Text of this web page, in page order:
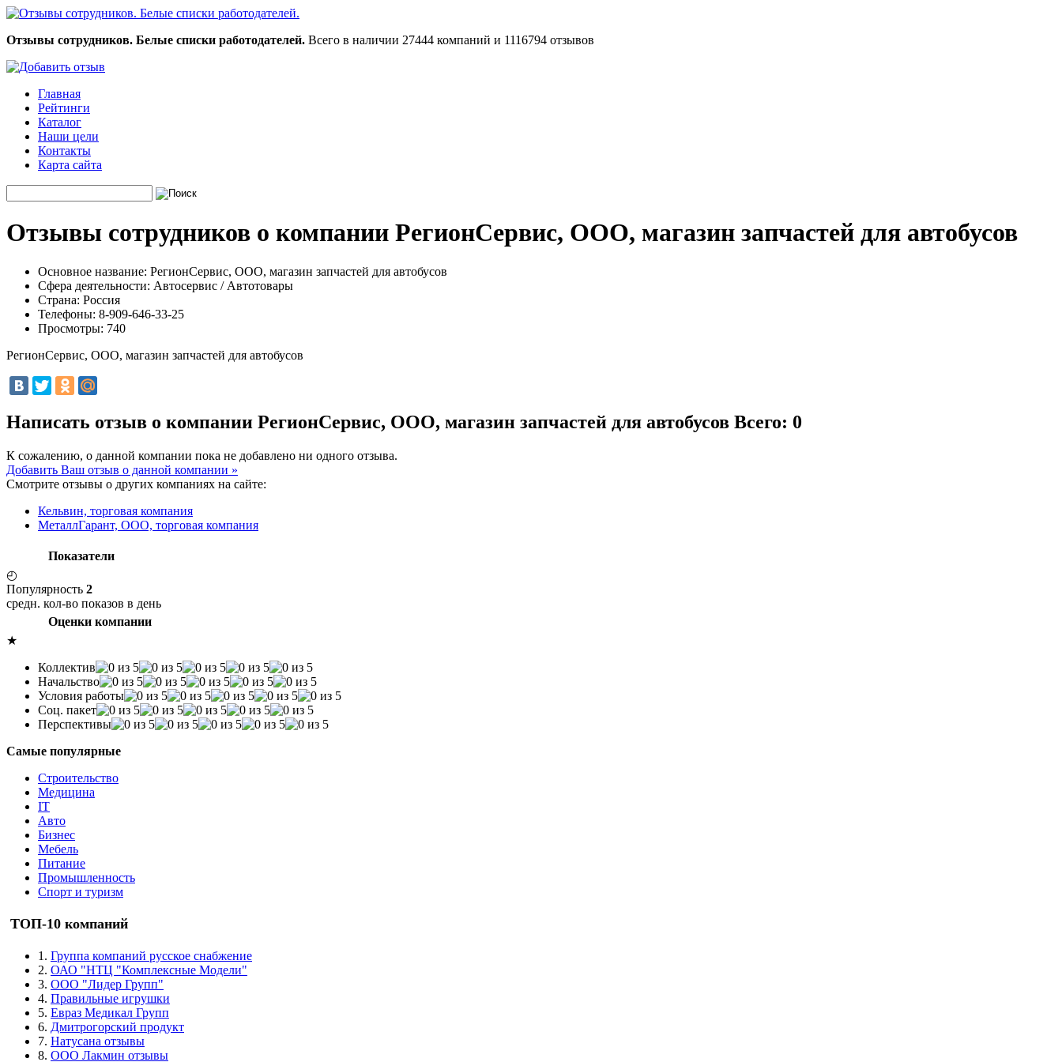
Отзывы сотрудников. Белые списки работодателей. Всего в наличии 27444 компаний и 1116794 отзывов
Главная
Рейтинги
Каталог
Наши цели
Контакты
Карта сайта
Отзывы сотрудников о компании РегионСервис, ООО, магазин запчастей для автобусов
Основное название: РегионСервис, ООО, магазин запчастей для автобусов
Сфера деятельности: Автосервис / Автотовары
Страна: Россия
Телефоны: 8-909-646-33-25
Просмотры: 740
РегионСервис, ООО, магазин запчастей для автобусов
Написать отзыв о компании РегионСервис, ООО, магазин запчастей для автобусов Всего: 0
К сожалению, о данной компании пока не добавлено ни одного отзыва.
Добавить Ваш отзыв о данной компании »
Смотрите отзывы о других компаниях на сайте:
Кельвин, торговая компания
МеталлГарант, ООО, торговая компания
Показатели
◴
Популярность 2
средн. кол-во показов в день
Оценки компании
★
Коллектив
Начальство
Условия работы
Соц. пакет
Перспективы
Самые популярные
Строительство
Медицина
IT
Авто
Бизнес
Мебель
Питание
Промышленность
Спорт и туризм
ТОП-10 компаний
1. Группа компаний русское снабжение
2. ОАО "НТЦ "Комплексные Модели"
3. ООО "Лидер Групп"
4. Правильные игрушки
5. Евраз Медикал Групп
6. Дмитрогорский продукт
7. Натусана отзывы
8. ООО Лакмин отзывы